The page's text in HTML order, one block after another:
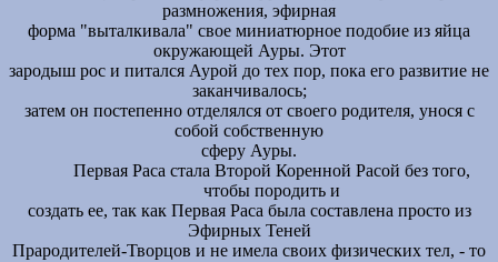
размножения, эфирная
форма "выталкивала" свое миниатюрное подобие из яйца
окружающей Ауры. Этот
зародыш рос и питался Аурой до тех пор, пока его развитие не
заканчивалось;
затем он постепенно отделялся от своего родителя, унося с
собой собственную
сферу Ауры.
Первая Раса стала Второй Коренной Расой без того,
чтобы породить и
создать ее, так как Первая Раса была составлена просто из
Эфирных Теней
Прародителей-Творцов и не имела своих физических тел, - то